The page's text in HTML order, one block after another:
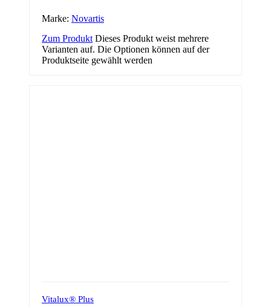
Marke: Novartis
Zum Produkt Dieses Produkt weist mehrere
Varianten auf. Die Optionen können auf der
Produktseite gewählt werden
Vitalux® Plus